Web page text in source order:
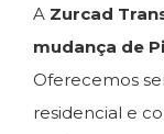
A Zurcad
mudança de
Oferecemos
residencial e